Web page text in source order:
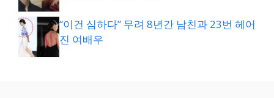
“이건 심하다” 무려 8년간 남친과 23번 헤어
진 여배우